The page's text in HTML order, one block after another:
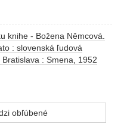
knihe - Božena Němcová.
: slovenská ľudová
Bratislava : Smena, 1952
obľúbené